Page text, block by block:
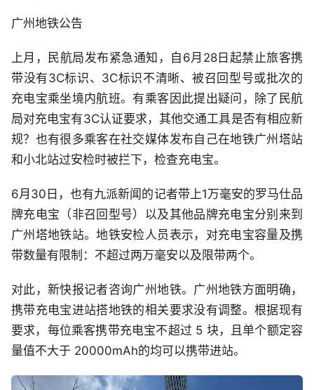
广州地铁公告
上月，民航局发布紧急通知，自6月28日起禁止旅客携
带没有3C标识、3C标识不清晰、被召回型号或批次的
充电宝乘坐境内航班。有乘客因此提出疑问，除了民航
局对充电宝有3C认证要求，其他交通工具是否有相应新
规？也有很多乘客在社交媒体发布自己在地铁广州塔站
和小北站过安检时被拦下，检查充电宝。
6月30日，也有九派新闻的记者带上1万毫安的罗马仕品
牌充电宝（非召回型号）以及其他品牌充电宝分别来到
广州塔地铁站。地铁安检人员表示，对充电宝容量及携
带数量有限制：不超过两万毫安以及限带两个。
对此，新快报记者咨询广州地铁。广州地铁方面明确，
携带充电宝进站搭地铁的相关要求没有调整。根据现有
要求，每位乘客携带充电宝不超过 5 块，且单个额定容
量值不大于 20000mAh的均可以携带进站。